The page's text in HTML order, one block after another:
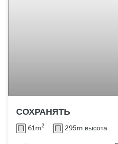
СОХРАНЯТЬ
61m2 295m высота